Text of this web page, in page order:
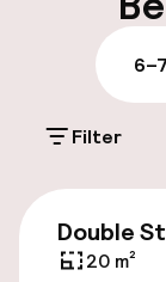
(buiten)
Mogelijk
Filter
Double
20 m²